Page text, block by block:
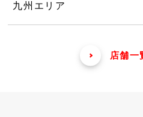
九州エリア
店舗一